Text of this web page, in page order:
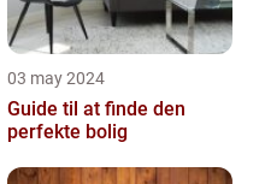
03 may 2024
Guide til at finde den
perfekte bolig